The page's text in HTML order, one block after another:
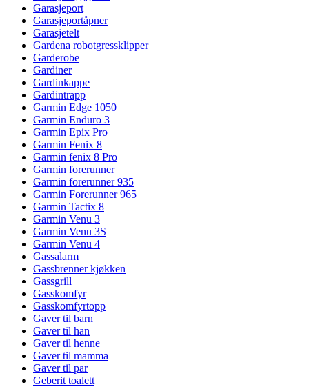
Garasjeport
Garasjeportåpner
Garasjetelt
Gardena robotgressklipper
Garderobe
Gardiner
Gardinkappe
Gardintrapp
Garmin Edge 1050
Garmin Enduro 3
Garmin Epix Pro
Garmin Fenix 8
Garmin fenix 8 Pro
Garmin forerunner
Garmin forerunner 935
Garmin Forerunner 965
Garmin Tactix 8
Garmin Venu 3
Garmin Venu 3S
Garmin Venu 4
Gassalarm
Gassbrenner kjøkken
Gassgrill
Gasskomfyr
Gasskomfyrtopp
Gaver til barn
Gaver til han
Gaver til henne
Gaver til mamma
Gaver til par
Geberit toalett